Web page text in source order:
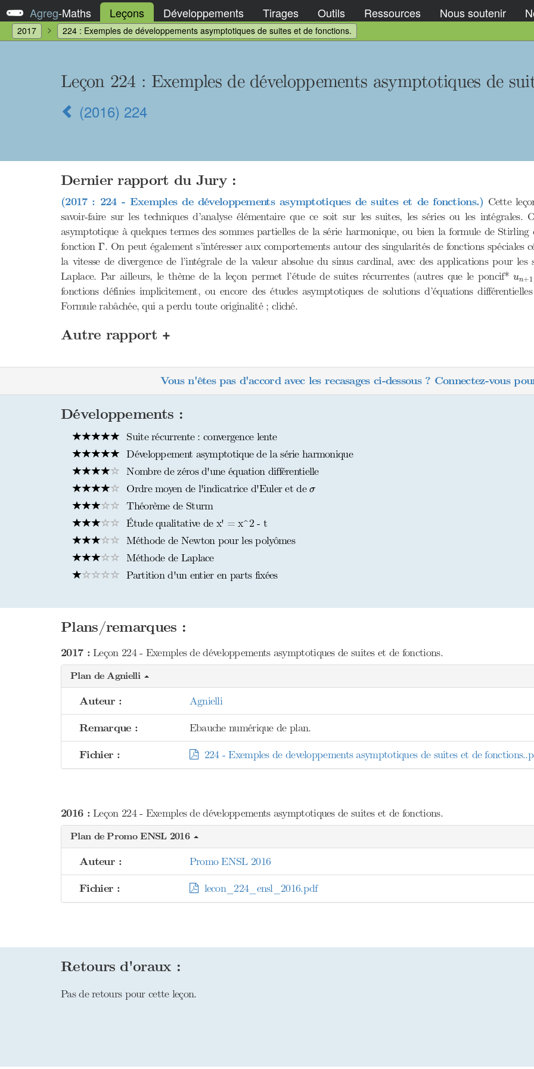
Agreg-Maths Leçons Développements Tirages Outils Ressources Nous soutenir
2017 224 : Exemples de développements asymptotiques de suites et de fonctions.
Leçon 224 : Exemples de développements asymptotiques de
(2016) 224
Dernier rapport du Jury :
(2017 : 224 - Exemples de développements asymptotiques de suites et de fonctions.) Cette
savoir-faire sur les techniques d’analyse élémentaire que ce soit sur les suites, les séries ou les
asymptotique à quelques termes des sommes partielles de la série harmonique, ou bien la formule de
fonction Γ
Γ. On peut également s’intéresser aux comportements autour des singularités de fonctions spéciales
la vitesse de divergence de l’intégrale de la valeur absolue du sinus cardinal, avec des applications pour
Laplace. Par ailleurs, le thème de la leçon permet l’étude de suites récurrentes (autres que le poncif*un+1
fonctions définies implicitement, ou encore des études asymptotiques de solutions d’équations
Formule rabâchée, qui a perdu toute originalité ; cliché.
Autre rapport +
Vous n'êtes pas d'accord avec les recasages ci-dessous ? Connectez-vous
Développements :
Suite récurrente : convergence lente
Développement asymptotique de la série harmonique
Nombre de zéros d'une équation différentielle
Ordre moyen de l'indicatrice d'Euler et deσ
σ
Théorème de Sturm
Étude qualitative de x' = x^2 - t
Méthode de Newton pour les polyômes
Méthode de Laplace
Partition d'un entier en parts fixées
Plans/remarques :
2017 :Leçon 224 - Exemples de développements asymptotiques de suites et de fonctions.
Plan de Agnielli
Auteur : Agnielli
Remarque : Ebauche numérique de plan.
Fichier : 224 - Exemples de developpements asymptotiques de suites et de
2016 :Leçon 224 - Exemples de développements asymptotiques de suites et de fonctions.
Plan de Promo ENSL 2016
Auteur : Promo ENSL 2016
Fichier : lecon_224_ensl_2016.pdf
Retours d'oraux :
Pas de retours pour cette leçon.